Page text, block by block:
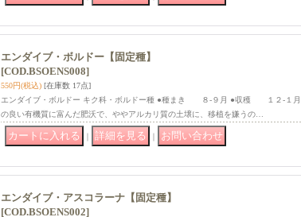
エンダイブ・ボルドー【固定種】
[COD.BSOENS008]
550円(税込) [在庫数 17点]
エンダイブ・ボルドー キク科・ボルドー種 ●種まき ８-９月 ●収穫 １２-１月
の良い有機質に富んだ肥沃で、ややアルカリ質の土壌に、移植を嫌うの…
エンダイブ・アスコラーナ【固定種】
[COD.BSOENS002]